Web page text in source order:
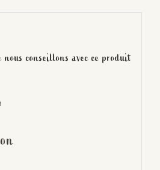
conseillons avec ce produit